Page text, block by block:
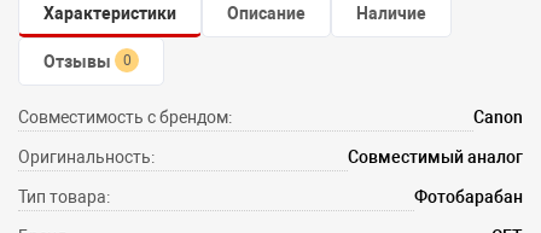
Характеристики Описание Наличие
Отзывы 0
Совместимость с брендом: Canon
Оригинальность: Совместимый аналог
Тип товара: Фотобарабан